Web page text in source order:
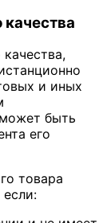
и иных
быть
его
товара